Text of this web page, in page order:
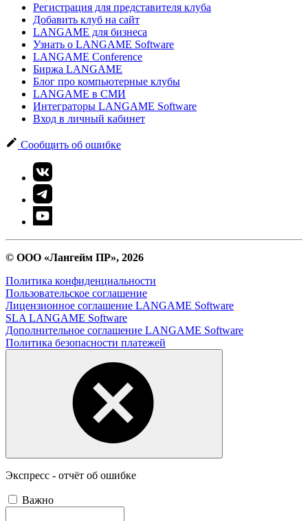
Регистрация для представителя клуба
Добавить клуб на сайт
LANGAME для бизнеса
Узнать о LANGAME Software
LANGAME Conference
Биржа LANGAME
Блог про компьютерные клубы
LANGAME в СМИ
Интеграторы LANGAME Software
Вход в личный кабинет
Сообщить об ошибке
© ООО «Лангейм ПР», 2026
Политика конфиденциальности
Пользовательское соглашение
Лицензионное соглашение LANGAME Software
SLA LANGAME Software
Дополнительное соглашение LANGAME Software
Политика безопасности платежей
Экспресс - отчёт об ошибке
Важно